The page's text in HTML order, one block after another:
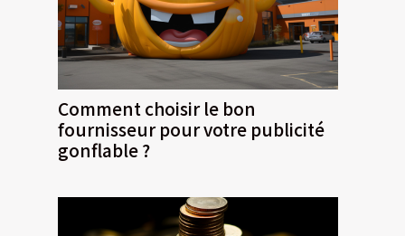
Comment choisir le bon
fournisseur pour votre publicité
gonflable ?